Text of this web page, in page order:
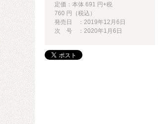
定価：本体 691 円+税
760 円（税込）
発売日 ：2019年12月6日
次 号 ：2020年1月6日